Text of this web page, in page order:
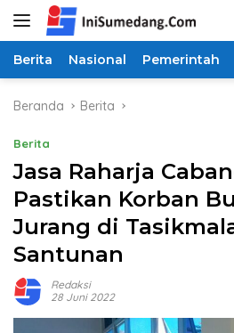
Langsung
Berita Nasional Pemerintah
Beranda Berita
Berita
Jasa Raharja
Pastikan Korban
Jurang di
Santunan
Redaksi
28 Juni 2022